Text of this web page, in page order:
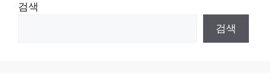
검색
검색